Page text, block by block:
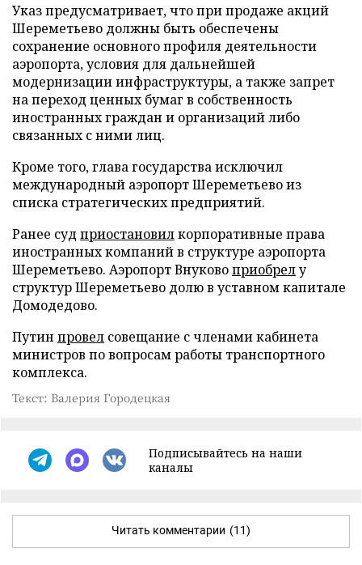
Указ предусматривает, что при продаже акций
Шереметьево должны быть обеспечены
сохранение основного профиля деятельности
аэропорта, условия для дальнейшей
модернизации инфраструктуры, а также запрет
на переход ценных бумаг в собственность
иностранных граждан и организаций либо
связанных с ними лиц.
Кроме того, глава государства исключил
международный аэропорт Шереметьево из
списка стратегических предприятий.
Ранее суд приостановилкорпоративные права
иностранных компаний в структуре аэропорта
Шереметьево. Аэропорт Внуковоприобрелу
структур Шереметьево долю в уставном капитале
Домодедово.
Путин провел совещание с членами кабинета
министров по вопросам работы транспортного
комплекса.
Текст: Валерия Городецкая
Подписывайтесь на наши
каналы
Читать комментарии (11)